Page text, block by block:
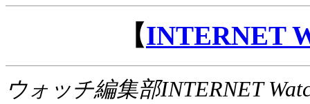
【INTERNET
ウォッチ編集部INTERNET